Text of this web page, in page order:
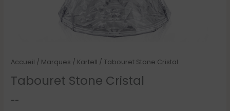
Accueil / Marques / Kartell / Tabouret Stone Cristal
Tabouret Stone Cristal
--